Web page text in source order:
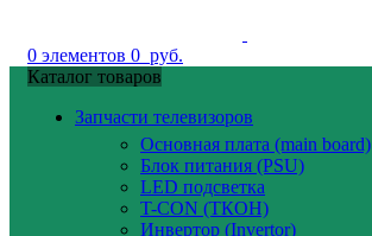
0 элементов 0 руб.
Каталог товаров
Запчасти телевизоров
Основная плата (main board)
Блок питания (PSU)
LED подсветка
T-CON (ТКОН)
Инвертор (Invertor)